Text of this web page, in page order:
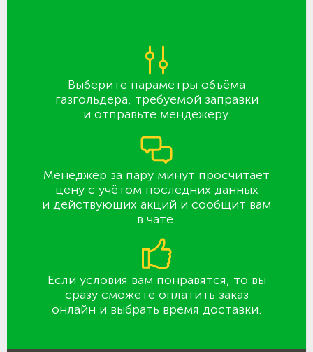
Выберите параметры объёма
газгольдера, требуемой заправки
и отправьте мендежеру.
Менеджер за пару минут просчитает
цену с учётом последних данных
и действующих акций и сообщит вам
в чате.
Если условия вам понравятся, то вы
сразу сможете оплатить заказ
онлайн и выбрать время доставки.